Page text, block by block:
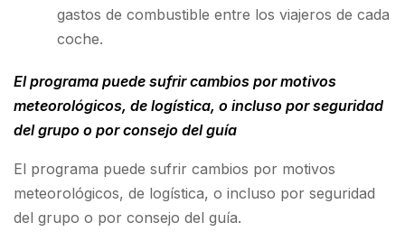
gastos de combustible entre los viajeros de cada
coche.
El programa puede sufrir cambios por motivos
meteorológicos, de logística, o incluso por seguridad
del grupo o por consejo del guía
El programa puede sufrir cambios por motivos
meteorológicos, de logística, o incluso por seguridad
del grupo o por consejo del guía.